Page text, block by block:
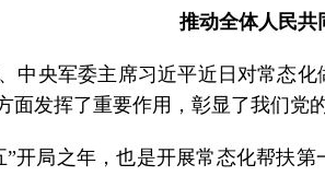
推动全体人民共
央军委主席习近平近日对常态化
面发挥了重要作用，彰显了我们党
局之年，也是开展常态化帮扶第